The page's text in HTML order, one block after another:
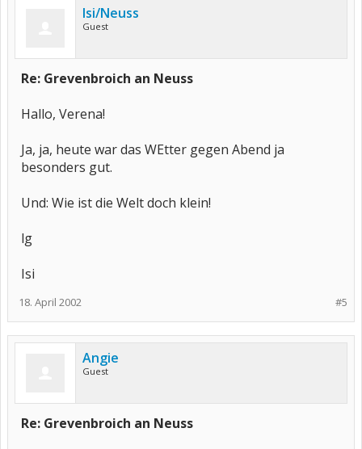
Isi/Neuss
Guest
Re: Grevenbroich an Neuss
Hallo, Verena!
Ja, ja, heute war das WEtter gegen Abend ja
besonders gut.
Und: Wie ist die Welt doch klein!
lg
Isi
#5
18. April 2002
Angie
Guest
Re: Grevenbroich an Neuss